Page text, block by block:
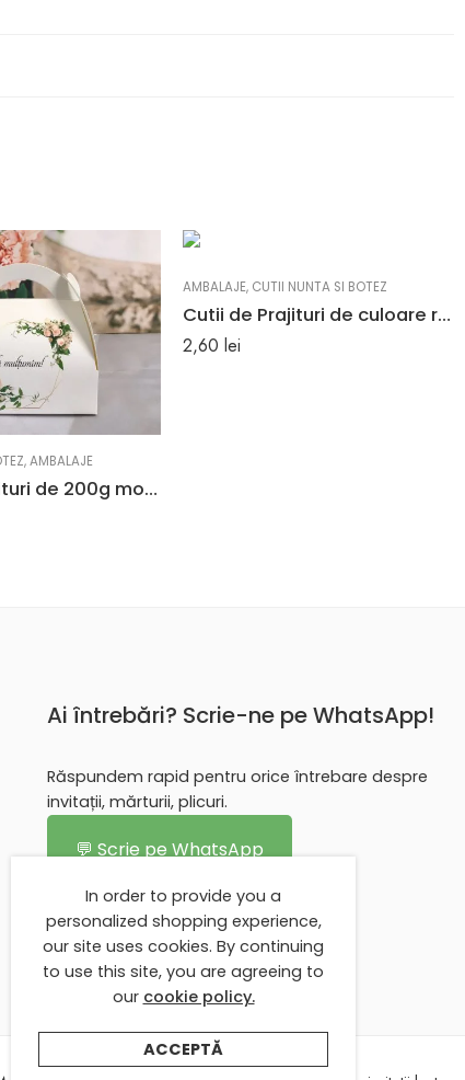
,AMBALAJE
Cutii de Prajituri de 200g model cu trandafiri 13 x 9 x 12 cm
AMBALAJE, CUTII NUNTA SI BOTEZ
Cutii de Prajituri de culoare roz deschis 15 x 7 x 7.5 cm
2,60 lei
Ai întrebări? Scrie-ne pe WhatsApp!
Răspundem rapid pentru orice întrebare despre
invitații, mărturii, plicuri.
💬 Scrie pe WhatsApp
In order to provide you a
personalized shopping experience,
our site uses cookies. By continuing
to use this site, you are agreeing to
our cookie policy.
ACCEPTĂ